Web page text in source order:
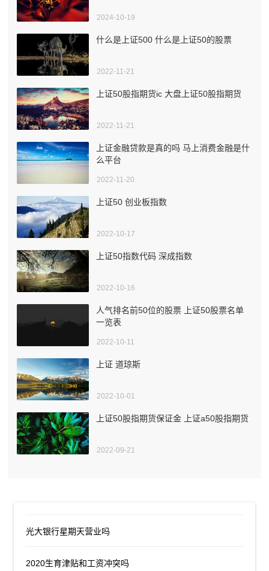
2024-10-19
什么是上证500 什么是上证50的股票
2022-11-21
上证50股指期货ic 大盘上证50股指期货
2022-11-21
上证金融贷款是真的吗 马上消费金融是什
么平台
2022-11-20
上证50 创业板指数
2022-10-17
上证50指数代码 深成指数
2022-10-16
人气排名前50位的股票 上证50股票名单
一览表
2022-10-11
上证 道琼斯
2022-10-01
上证50股指期货保证金 上证a50股指期货
2022-09-21
光大银行星期天营业吗
2020生育津贴和工资冲突吗